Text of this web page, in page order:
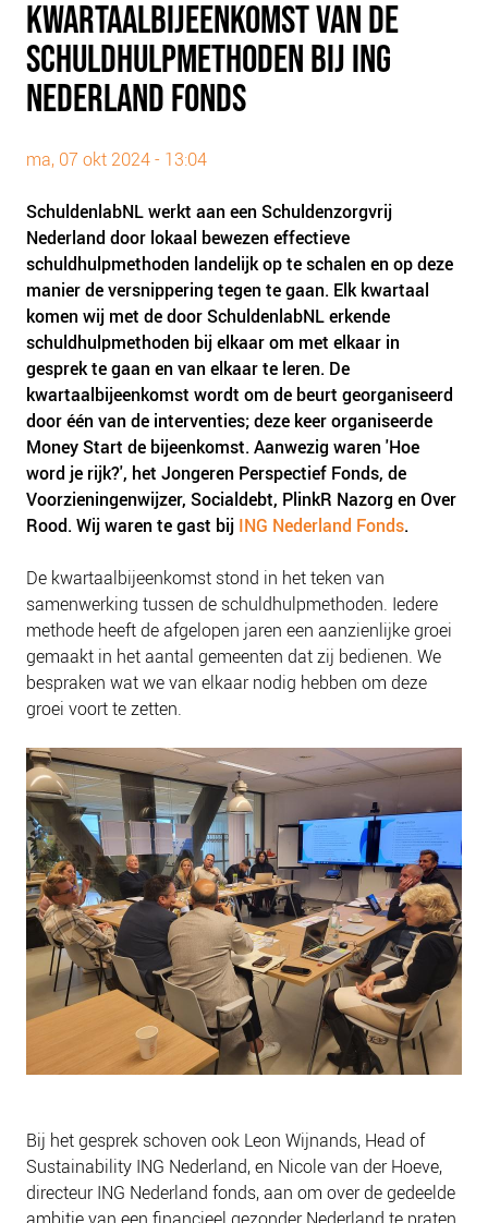
PLINKR NAZORG
SOCIALDEBT
DOORBRAAKMETHODE
DE VOORZIENINGENWIJZER
OVER ONS
VISIE EN MISSIE
HET TEAM
ONZE PARTNERS
VACATURES
IN DE MEDIA
OVER NCFG
NIEUWS
BLOGS
KWARTAALBIJEENKOMST VAN DE
SCHULDHULPMETHODEN BIJ ING
NEDERLAND FONDS
ma, 07 okt 2024 - 13:04
SchuldenlabNL werkt aan een Schuldenzorgvrij
Nederland door lokaal bewezen effectieve
schuldhulpmethoden landelijk op te schalen en op deze
manier de versnippering tegen te gaan. Elk kwartaal
komen wij met de door SchuldenlabNL erkende
schuldhulpmethoden bij elkaar om met elkaar in
gesprek te gaan en van elkaar te leren. De
kwartaalbijeenkomst wordt om de beurt georganiseerd
door één van de interventies; deze keer organiseerde
Money Start de bijeenkomst. Aanwezig waren 'Hoe
word je rijk?', het Jongeren Perspectief Fonds, de
Voorzieningenwijzer, Socialdebt, PlinkR Nazorg en Over
Rood. Wij waren te gast bij ING Nederland Fonds.
De kwartaalbijeenkomst stond in het teken van
samenwerking tussen de schuldhulpmethoden. Iedere
methode heeft de afgelopen jaren een aanzienlijke groei
gemaakt in het aantal gemeenten dat zij bedienen. We
bespraken wat we van elkaar nodig hebben om deze
groei voort te zetten.
Bij het gesprek schoven ook Leon Wijnands, Head of
Sustainability ING Nederland, en Nicole van der Hoeve,
directeur ING Nederland fonds, aan om over de gedeelde